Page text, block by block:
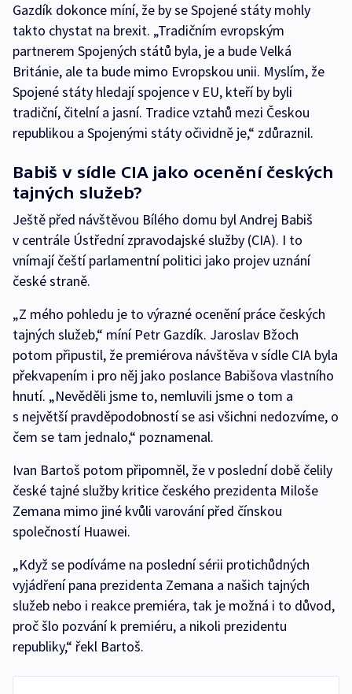
Gazdík dokonce míní, že by se Spojené státy mohly
takto chystat na brexit. „Tradičním evropským
partnerem Spojených států byla, je a bude Velká
Británie, ale ta bude mimo Evropskou unii. Myslím, že
Spojené státy hledají spojence v EU, kteří by byli
tradiční, čitelní a jasní. Tradice vztahů mezi Českou
republikou a Spojenými státy očividně je,“ zdůraznil.
Babiš v sídle CIA jako ocenění českých
tajných služeb?
Ještě před návštěvou Bílého domu byl Andrej Babiš
v centrále Ústřední zpravodajské služby (CIA). I to
vnímají čeští parlamentní politici jako projev uznání
české straně.
„Z mého pohledu je to výrazné ocenění práce českých
tajných služeb,“ míní Petr Gazdík. Jaroslav Bžoch
potom připustil, že premiérova návštěva v sídle CIA byla
překvapením i pro něj jako poslance Babišova vlastního
hnutí. „Nevěděli jsme to, nemluvili jsme o tom a
s největší pravděpodobností se asi všichni nedozvíme, o
čem se tam jednalo,“ poznamenal.
Ivan Bartoš potom připomněl, že v poslední době čelily
české tajné služby kritice českého prezidenta Miloše
Zemana mimo jiné kvůli varování před čínskou
společností Huawei.
„Když se podíváme na poslední sérii protichůdných
vyjádření pana prezidenta Zemana a našich tajných
služeb nebo i reakce premiéra, tak je možná i to důvod,
proč šlo pozvání k premiéru, a nikoli prezidentu
republiky,“ řekl Bartoš.